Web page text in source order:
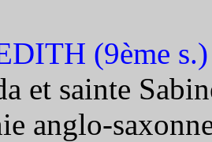
(9ème s.)
et sainte
anglo-